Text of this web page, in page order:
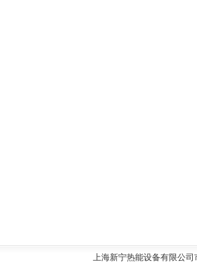
上海新宁热能设备有限公